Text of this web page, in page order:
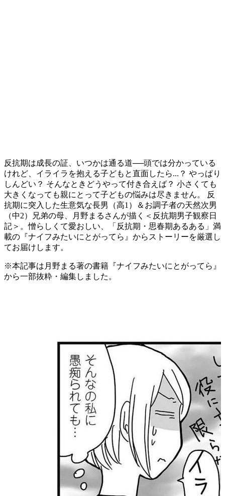
反抗期は成長の証、いつかは通る道──頭では分かっている
けれど、イライラを抱える子どもと直面したら...？ やっぱり
しんどい？ そんなときどうやって付き合えば？ 小さくても
大きくなっても親にとって子どもの悩みは尽きません。 反
抗期に突入した生意気な長男（高1）＆お調子者の天然次男
（中2）兄弟の母、月野まるさんが描く＜反抗期男子観察日
記＞。憎らしくて愛おしい、「反抗期・思春期あるある」満
載の『ナイフみたいにとがってら』からストーリーを厳選し
てお届けします。
※本記事は月野まる著の書籍『ナイフみたいにとがってら』
から一部抜粋・編集しました。